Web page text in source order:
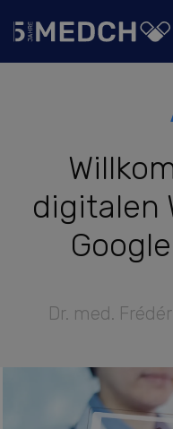
digitalen
Dr. med.